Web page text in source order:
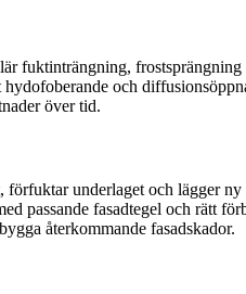
fuktinträngning,
och
över tid.
underlaget och lägger
passande fasadtegel och rätt
återkommande fasadskador.